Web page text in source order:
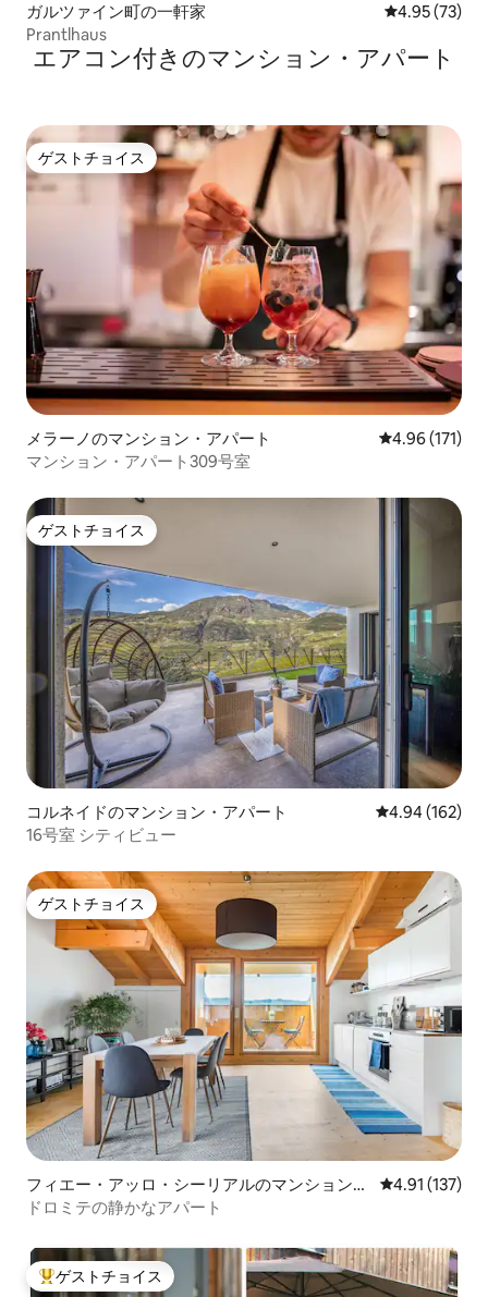
ガルツァイン町の一軒家 レビュー73
4.95 (73)
Prantlhaus
エアコン付きのマンション・アパート
ゲストチョイス
ゲストチョイス
メラーノのマンション・アパート レビュー171
4.96 (171)
マンション・アパート309号室
ゲストチョイス
ゲストチョイス
コルネイドのマンション・アパート レビュー162
4.94 (162)
16号室 シティビュー
ゲストチョイス
ゲストチョイス
フィエー・アッロ・シーリアルのマンション・
アパート
レビュー137
4.91 (137)
ドロミテの静かなアパート
大好評のゲストチョイスです。
ゲストチョイス